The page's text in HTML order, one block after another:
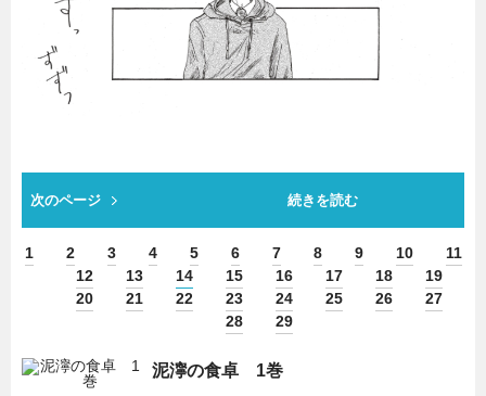
次のページ 続きを読む
1 2 3 4 5 6 7 8 9 10
11
12
13 14 15 16 17 18
19
20
21 22 23 24 25 26
27
28
29
泥濘の食卓 1巻